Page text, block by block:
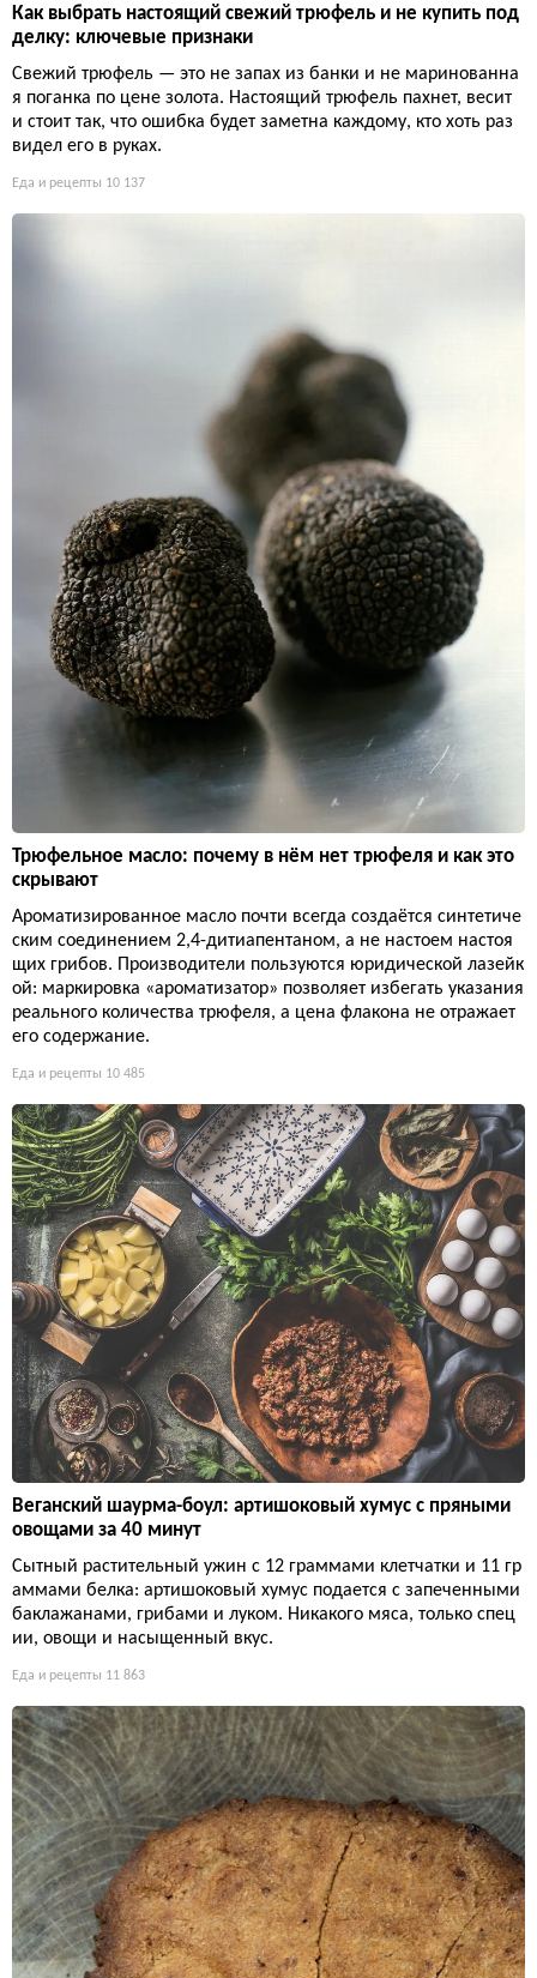
Как выбрать настоящий свежий трюфель и не купить под
делку: ключевые признаки
Свежий трюфель — это не запах из банки и не маринованна
я поганка по цене золота. Настоящий трюфель пахнет, весит
и стоит так, что ошибка будет заметна каждому, кто хоть раз
видел его в руках.
Еда и рецепты 10 137
Трюфельное масло: почему в нём нет трюфеля и как это
скрывают
Ароматизированное масло почти всегда создаётся синтетиче
ским соединением 2,4-дитиапентаном, а не настоем настоя
щих грибов. Производители пользуются юридической лазейк
ой: маркировка «ароматизатор» позволяет избегать указания
реального количества трюфеля, а цена флакона не отражает
его содержание.
Еда и рецепты 10 485
Веганский шаурма-боул: артишоковый хумус с пряными
овощами за 40 минут
Сытный растительный ужин с 12 граммами клетчатки и 11 гр
аммами белка: артишоковый хумус подается с запеченными
баклажанами, грибами и луком. Никакого мяса, только спец
ии, овощи и насыщенный вкус.
Еда и рецепты 11 863